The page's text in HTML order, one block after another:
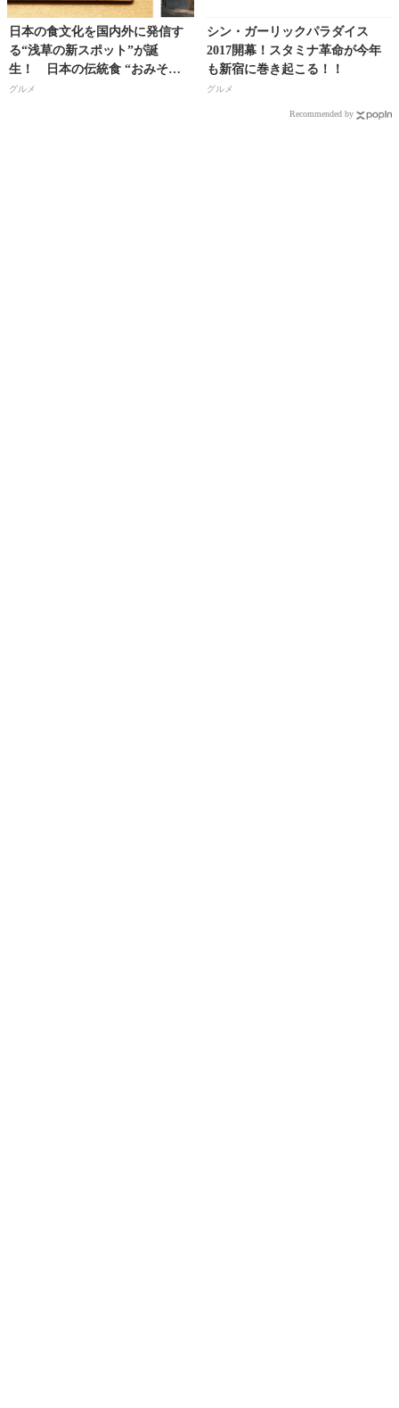
日本の食文化を国内外に発信す
る“浅草の新スポット”が誕
生！ 日本の伝統食 “おみそ汁
専門店”『MISOJYU』オープ
グルメ
シン・ガーリックパラダイス
2017開幕！スタミナ革命が今年
も新宿に巻き起こる！！
グルメ
Recommended by